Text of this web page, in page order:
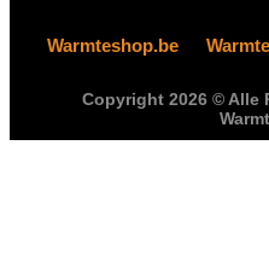
Warmteshop.be
Copyright 2026 © Alle